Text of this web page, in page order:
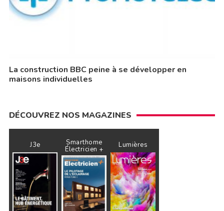
La construction BBC peine à se développer en
maisons individuelles
DÉCOUVREZ NOS MAGAZINES
J3e Smarthome
Électricien + Lumières